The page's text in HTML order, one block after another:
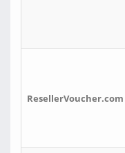
ResellerVoucher.com